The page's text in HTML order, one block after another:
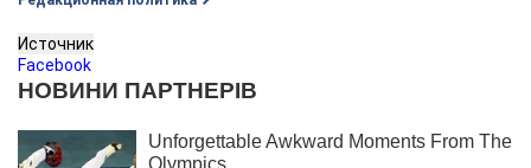
Источник
Facebook